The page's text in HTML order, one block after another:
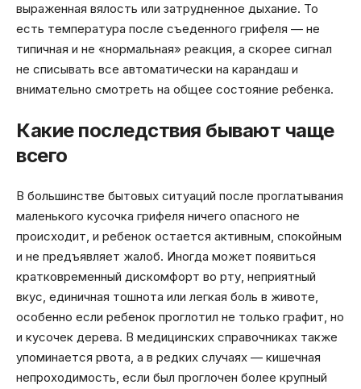
выраженная вялость или затрудненное дыхание. То
есть температура после съеденного грифеля — не
типичная и не «нормальная» реакция, а скорее сигнал
не списывать все автоматически на карандаш и
внимательно смотреть на общее состояние ребенка.
Какие последствия бывают чаще
всего
В большинстве бытовых ситуаций после проглатывания
маленького кусочка грифеля ничего опасного не
происходит, и ребенок остается активным, спокойным
и не предъявляет жалоб. Иногда может появиться
кратковременный дискомфорт во рту, неприятный
вкус, единичная тошнота или легкая боль в животе,
особенно если ребенок проглотил не только графит, но
и кусочек дерева. В медицинских справочниках также
упоминается рвота, а в редких случаях — кишечная
непроходимость, если был проглочен более крупный